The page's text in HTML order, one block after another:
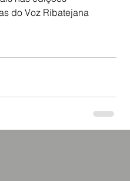
do Voz Ribatejana